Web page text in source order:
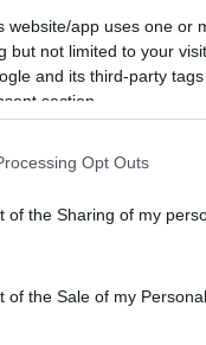
website/app uses one or
but not limited to your
and its third-party
section.
Opt Outs
of the Sharing of my
of the Sale of my Personal